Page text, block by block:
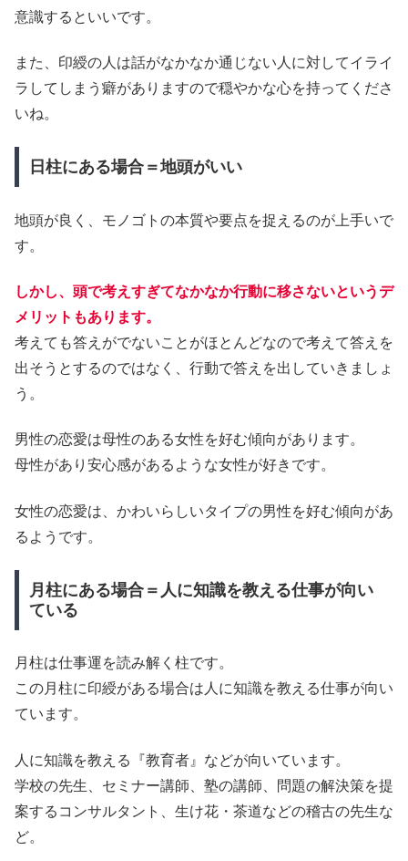
意識するといいです。
また、印綬の人は話がなかなか通じない人に対してイライ
ラしてしまう癖がありますので穏やかな心を持ってくださ
いね。
日柱にある場合＝地頭がいい
地頭が良く、モノゴトの本質や要点を捉えるのが上手いで
す。
しかし、頭で考えすぎてなかなか行動に移さないというデ
メリットもあります。
考えても答えがでないことがほとんどなので考えて答えを
出そうとするのではなく、行動で答えを出していきましょ
う。
男性の恋愛は母性のある女性を好む傾向があります。
母性があり安心感があるような女性が好きです。
女性の恋愛は、かわいらしいタイプの男性を好む傾向があ
るようです。
月柱にある場合＝人に知識を教える仕事が向い
ている
月柱は仕事運を読み解く柱です。
この月柱に印綬がある場合は人に知識を教える仕事が向い
ています。
人に知識を教える『教育者』などが向いています。
学校の先生、セミナー講師、塾の講師、問題の解決策を提
案するコンサルタント、生け花・茶道などの稽古の先生な
ど。